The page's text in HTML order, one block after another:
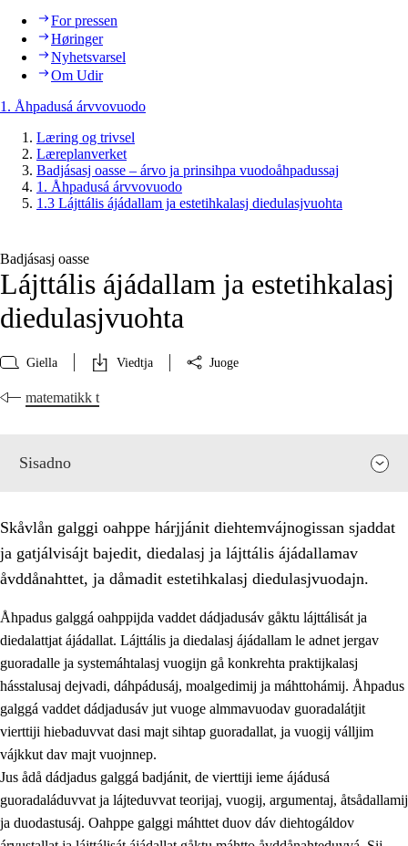
For pressen
Høringer
Nyhetsvarsel
Om Udir
1. Åhpadusá árvvovuodo
Læring og trivsel
Læreplanverket
Badjásasj oasse – árvo ja prinsihpa vuodoåhpadussaj
1. Åhpadusá árvvovuodo
1.3 Lájttális ájádallam ja estetihkalasj diedulasjvuohta
Badjásasj oasse
Lájttális ájádallam ja estetihkalasj
diedulasjvuohta
Giella Viedtja Juoge
matematikk t
Sisadno
1. Åhpadusá árvvovuodo
1.1 Almasjárvvo
1.2 Identitiehtta ja kultuvralasj moattevuohta
1.3 Lájttális ájádallam ja estetihkalasj diedulasjvuohta
Skåvlån galggi oahppe hárjjánit diehtemvájnogissan sjaddat
ja gatjálvisájt bajedit, diedalasj ja lájttális ájádallamav
åvddånahttet, ja dåmadit estetihkalasj diedulasjvuodajn.
Åhpadus galggá oahppijda vaddet dádjadusáv gåktu lájttálisát ja
diedalattjat ájádallat. Lájttális ja diedalasj ájádallam le adnet jergav
guoradalle ja systemáhtalasj vuogijn gå konkrehta praktijkalasj
hásstalusaj dejvadi, dáhpádusáj, moalgedimij ja máhttohámij. Åhpadus
galggá vaddet dádjadusáv jut vuoge almmavuodav guoradalátjit
vierttiji hiebaduvvat dasi majt sihtap guoradallat, ja vuogij válljim
vájkkut dav majt vuojnnep.
Jus ådå dádjadus galggá badjánit, de vierttiji ieme ájádusá
guoradaláduvvat ja lájteduvvat teorijaj, vuogij, argumentaj, åtsådallamij
ja duodastusáj. Oahppe galggi máhttet duov dáv diehtogáldov